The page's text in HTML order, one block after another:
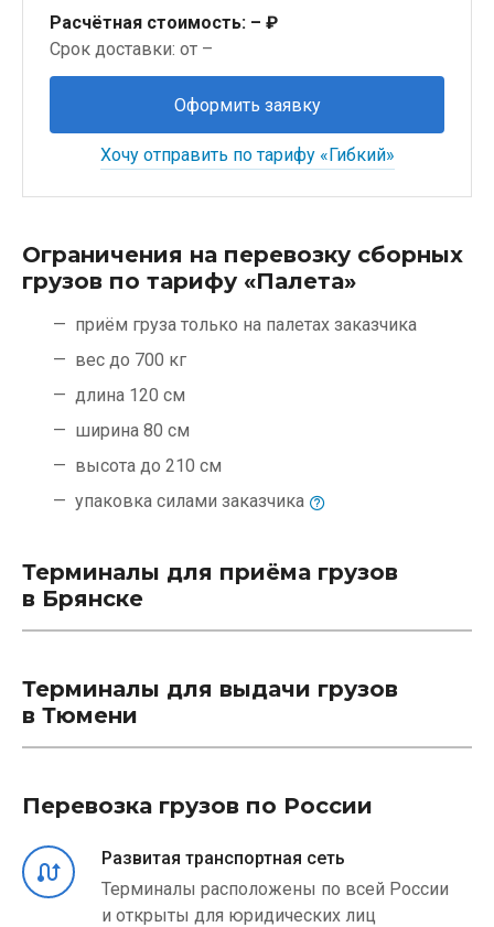
Расчётная стоимость: – ₽
Срок доставки: от –
Оформить заявку
Хочу отправить по тарифу «Гибкий»
Ограничения на перевозку сборных
грузов по тарифу «Палета»
приём груза только на палетах заказчика
вес до 700 кг
длина 120 см
ширина 80 см
высота до 210 см
упаковка силами заказчика
Терминалы для приёма грузов
в Брянске
Терминалы для выдачи грузов
в Тюмени
Перевозка грузов по России
Развитая транспортная сеть
Терминалы расположены по всей России
и открыты для юридических лиц